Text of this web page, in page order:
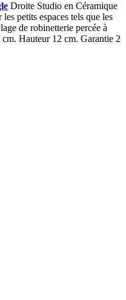
Droite Studio en Céramique
petits espaces tels que les
de robinetterie percée à
Hauteur 12 cm. Garantie 2